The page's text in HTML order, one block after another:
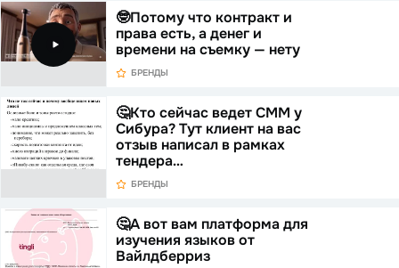
🤓Потому что контракт и
права есть, а денег и
времени на съемку — нету
БРЕНДЫ
🤔Кто сейчас ведет СММ у
Сибура? Тут клиент на вас
отзыв написал в рамках
тендера…
БРЕНДЫ
🤔А вот вам платформа для
изучения языков от
Вайлдберриз